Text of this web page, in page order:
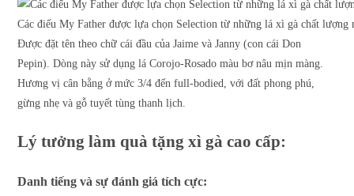
Các điếu My Father được lựa chọn Selection từ những lá xì gà chất lượng
Được đặt tên theo chữ cái đầu của Jaime và Janny (con cái Don
Pepin). Dòng này sử dụng lá Corojo-Rosado màu bơ nâu mịn màng.
Hương vị cân bằng ở mức 3/4 đến full-bodied, với đất phong phú,
gừng nhẹ và gỗ tuyết tùng thanh lịch.
Lý tưởng làm quà tặng xì gà cao cấp:
Danh tiếng và sự đánh giá tích cực: